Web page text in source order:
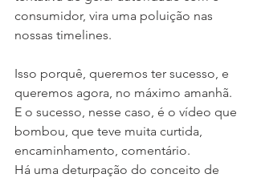
consumidor, vira uma poluição nas
nossas timelines.
Isso porquê, queremos ter sucesso, e
queremos agora, no máximo amanhã.
E o sucesso, nesse caso, é o vídeo que
bombou, que teve muita curtida,
encaminhamento, comentário.
Há uma deturpação do conceito de